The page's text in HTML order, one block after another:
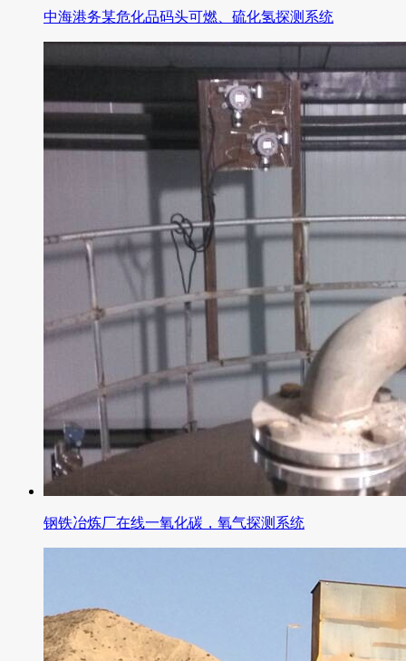
中海港务某危化品码头可燃、硫化氢探测系统
钢铁冶炼厂在线一氧化碳，氧气探测系统